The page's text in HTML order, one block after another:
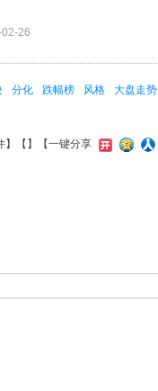
26
分化 跌幅榜 风格 大盘走势
】【 】 【一键分享